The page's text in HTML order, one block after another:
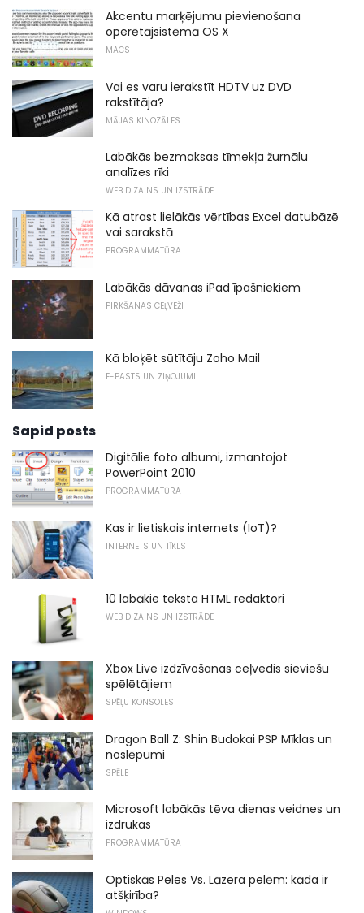
Akcentu marķējumu pievienošana
operētājsistēmā OS X
MACS
Vai es varu ierakstīt HDTV uz DVD
rakstītāja?
MĀJAS KINOZĀLES
Labākās bezmaksas tīmekļa žurnālu
analīzes rīki
WEB DIZAINS UN IZSTRĀDE
Kā atrast lielākās vērtības Excel datubāzē
vai sarakstā
PROGRAMMATŪRA
Labākās dāvanas iPad īpašniekiem
PIRKŠANAS CEĻVEŽI
Kā bloķēt sūtītāju Zoho Mail
E-PASTS UN ZIŅOJUMI
Sapid posts
Digitālie foto albumi, izmantojot
PowerPoint 2010
PROGRAMMATŪRA
Kas ir lietiskais internets (IoT)?
INTERNETS UN TĪKLS
10 labākie teksta HTML redaktori
WEB DIZAINS UN IZSTRĀDE
Xbox Live izdzīvošanas ceļvedis sieviešu
spēlētājiem
SPĒĻU KONSOLES
Dragon Ball Z: Shin Budokai PSP Mīklas un
noslēpumi
SPĒLE
Microsoft labākās tēva dienas veidnes un
izdrukas
PROGRAMMATŪRA
Optiskās Peles Vs. Lāzera pelēm: kāda ir
atšķirība?